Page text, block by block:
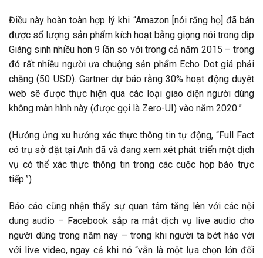
Điều này hoàn toàn hợp lý khi “Amazon [nói rằng họ] đã bán
được số lượng sản phẩm kích hoạt bằng giọng nói trong dịp
Giáng sinh nhiều hơn 9 lần so với trong cả năm 2015 – trong
đó rất nhiều người ưa chuộng sản phẩm Echo Dot giá phải
chăng (50 USD). Gartner dự báo rằng 30% hoạt động duyệt
web sẽ được thực hiện qua các loại giao diện người dùng
không màn hình này (được gọi là Zero-UI) vào năm 2020.”
(Hưởng ứng xu hướng xác thực thông tin tự động, “Full Fact
có trụ sở đặt tại Anh đã và đang xem xét phát triển một dịch
vụ có thể xác thực thông tin trong các cuộc họp báo trực
tiếp.”)
Báo cáo cũng nhận thấy sự quan tâm tăng lên với các nội
dung audio – Facebook sắp ra mắt dịch vụ live audio cho
người dùng trong năm nay – trong khi người ta bớt hào với
với live video, ngay cả khi nó “vẫn là một lựa chọn lớn đối